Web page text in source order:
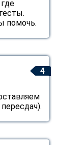
помочь.
4